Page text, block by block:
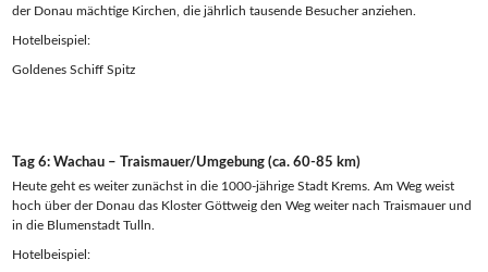
der Donau mächtige Kirchen, die jährlich tausende Besucher anziehen.
Hotelbeispiel:
Goldenes Schiff Spitz
Tag 6: Wachau – Traismauer/Umgebung (ca. 60-85 km)
Heute geht es weiter zunächst in die 1000-jährige Stadt Krems. Am Weg weist
hoch über der Donau das Kloster Göttweig den Weg weiter nach Traismauer und
in die Blumenstadt Tulln.
Hotelbeispiel: